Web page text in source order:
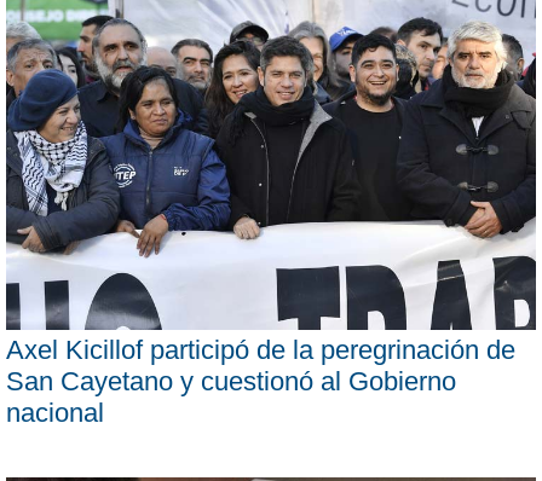
Axel Kicillof participó de la peregrinación de
San Cayetano y cuestionó al Gobierno
nacional